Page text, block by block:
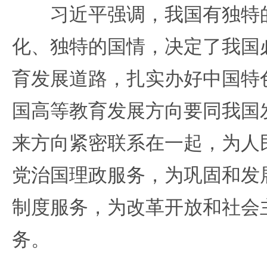
习近平强调，我国有独特
化、独特的国情，决定了我
育发展道路，扎实办好中国
国高等教育发展方向要同我
来方向紧密联系在一起，为
党治国理政服务，为巩固和
制度服务，为改革开放和社
务。